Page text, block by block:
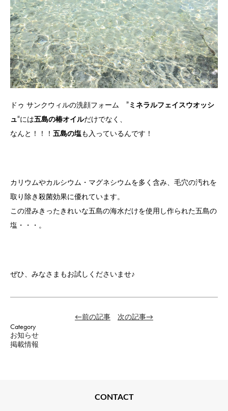
ドゥ サンクウィルの洗顔フォーム ” ミネラルフェイスウオッシ
ュ“には五島の椿オイルだけでなく、
なんと！！！ 五島の塩 も入っているんです！
カリウムやカルシウム・マグネシウムを多く含み、毛穴の汚れを
取り除き殺菌効果に優れています。
この澄みきったきれいな五島の海水だけを使用し作られた五島の
塩・・・。
ぜひ、みなさまもお試しくださいませ♪
←前の記事 次の記事→
Category
お知らせ
掲載情報
CONTACT